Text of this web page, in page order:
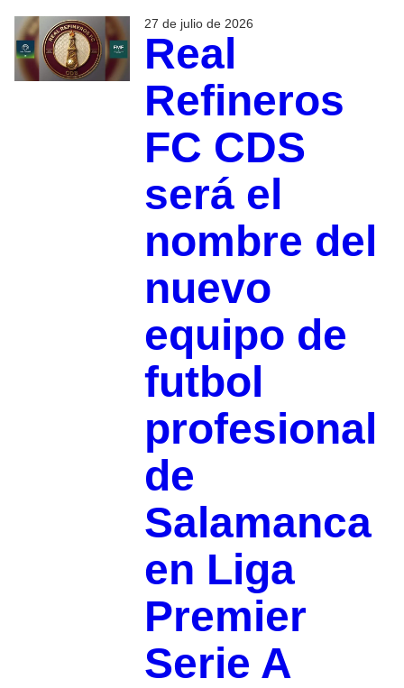
27 de julio de 2026
Real
Refineros
FC CDS
será el
nombre del
nuevo
equipo de
futbol
profesional
de
Salamanca
en Liga
Premier
Serie A